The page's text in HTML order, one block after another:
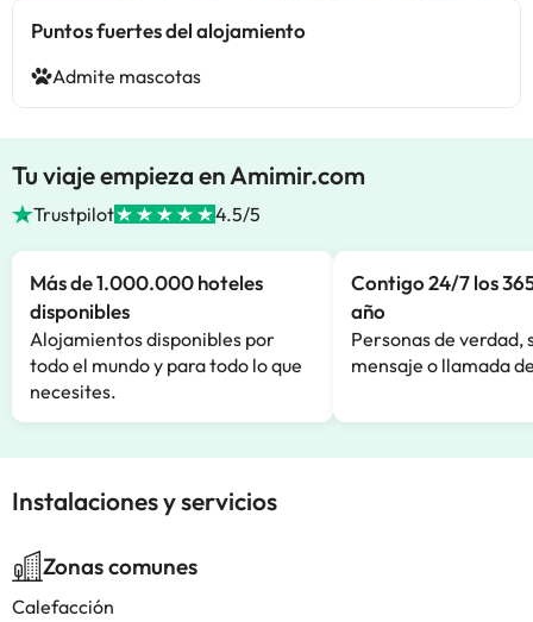
Puntos fuertes del alojamiento
Admite mascotas
Tu viaje empieza en Amimir.com
Trustpilot 4.5/5
Más de 1.000.000 hoteles
disponibles
Alojamientos disponibles por
todo el mundo y para todo lo que
necesites.
Contigo 24/7 los
año
Personas de verdad,
mensaje o llamada
Instalaciones y servicios
Zonas comunes
Calefacción